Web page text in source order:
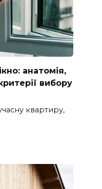
анатомія,
вибору
квартиру,